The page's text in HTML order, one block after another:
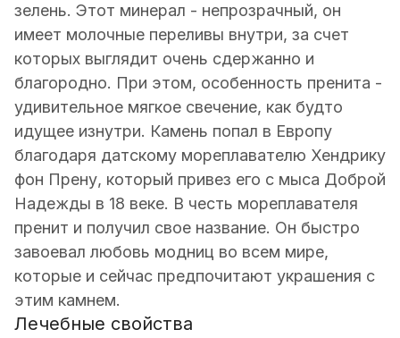
зелень. Этот минерал - непрозрачный, он
имеет молочные переливы внутри, за счет
которых выглядит очень сдержанно и
благородно. При этом, особенность пренита -
удивительное мягкое свечение, как будто
идущее изнутри. Камень попал в Европу
благодаря датскому мореплавателю Хендрику
фон Прену, который привез его с мыса Доброй
Надежды в 18 веке. В честь мореплавателя
пренит и получил свое название. Он быстро
завоевал любовь модниц во всем мире,
которые и сейчас предпочитают украшения с
этим камнем.
Лечебные свойства